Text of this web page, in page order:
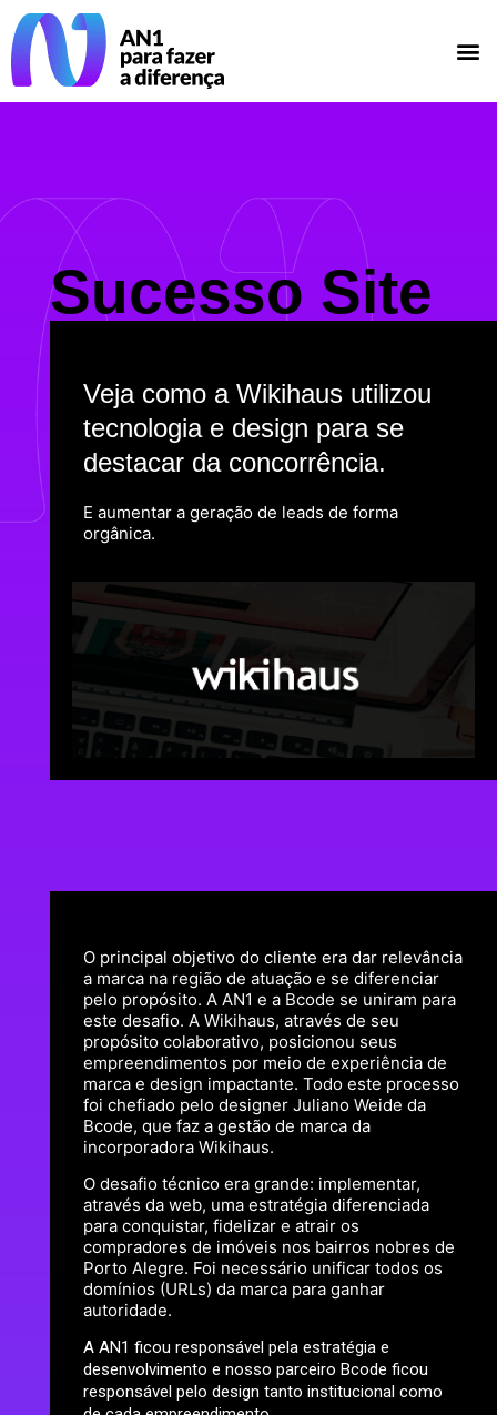
Sucesso Site
Veja como a Wikihaus utilizou
tecnologia e design para se
destacar da concorrência.
E aumentar a geração de leads de forma
orgânica.
O principal objetivo do cliente era dar relevância
a marca na região de atuação e se diferenciar
pelo propósito. A AN1 e a Bcode se uniram para
este desafio. A Wikihaus, através de seu
propósito colaborativo, posicionou seus
empreendimentos por meio de experiência de
marca e design impactante. Todo este processo
foi chefiado pelo designer Juliano Weide da
Bcode, que faz a gestão de marca da
incorporadora Wikihaus.
O desafio técnico era grande: implementar,
através da web, uma estratégia diferenciada
para conquistar, fidelizar e atrair os
compradores de imóveis nos bairros nobres de
Porto Alegre. Foi necessário unificar todos os
domínios (URLs) da marca para ganhar
autoridade.
A AN1 ficou responsável pela estratégia e
desenvolvimento e nosso parceiro Bcode ficou
responsável pelo design tanto institucional como